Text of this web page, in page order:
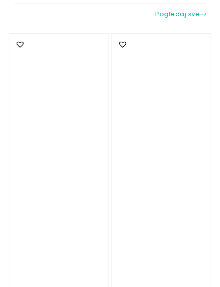
Pogledaj sve